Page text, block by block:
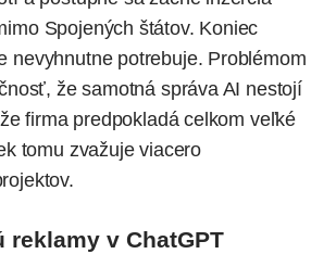
Spojených štátov. Koniec
nevyhnutne potrebuje. Problémom
že samotná správa AI nestojí
firma predpokladá celkom veľké
tomu zvažuje viacero
.
reklamy v ChatGPT